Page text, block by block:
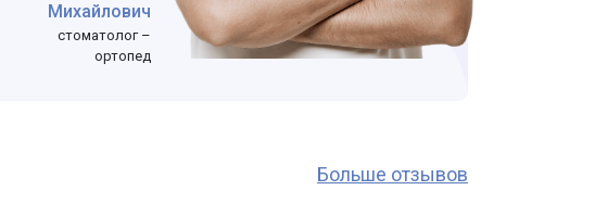
Михайлович
стоматолог –
ортопед
Больше отзывов